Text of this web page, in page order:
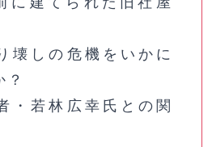
壊しの危機をいかに
・若林広幸氏との関